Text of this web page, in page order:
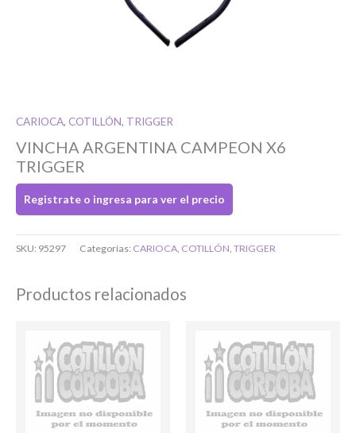
CARIOCA, COTILLÓN, TRIGGER
VINCHA ARGENTINA CAMPEON X6
TRIGGER
Registrate o ingresa para ver el precio
SKU: 95297 Categorías: CARIOCA COTILLÓN TRIGGER
Productos relacionados
Si tenés cuenta...
Bienvenido/a